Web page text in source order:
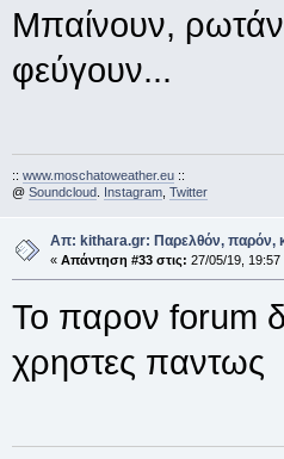
Μπαίνουν,
φεύγουν...
:: www.moschatoweather.eu::
@ Soundcloud Instagram, Twitter
Απ: kithara.gr: Παρελθόν, παρόν,
« Απάντηση #33 στις: 27/05/19, 19:57
Το παρον forum
χρηστες παντως